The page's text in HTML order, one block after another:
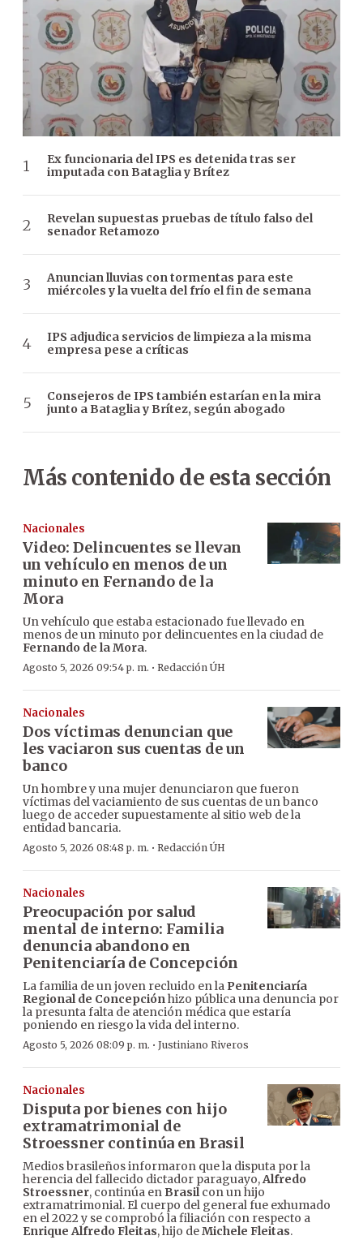
Ex funcionaria del IPS es detenida tras ser
imputada con Bataglia y Brítez
Revelan supuestas pruebas de título falso del
senador Retamozo
Anuncian lluvias con tormentas para este
miércoles y la vuelta del frío el fin de semana
IPS adjudica servicios de limpieza a la misma
empresa pese a críticas
Consejeros de IPS también estarían en la mira
junto a Bataglia y Brítez, según abogado
Más contenido de esta sección
Nacionales
Video: Delincuentes se llevan
un vehículo en menos de un
minuto en Fernando de la
Mora
Un vehículo que estaba estacionado fue llevado en
menos de un minuto por delincuentes en la ciudad de
Fernando de la Mora.
Agosto 5, 2026 09:54 p. m. · Redacción ÚH
Nacionales
Dos víctimas denuncian que
les vaciaron sus cuentas de un
banco
Un hombre y una mujer denunciaron que fueron
víctimas del vaciamiento de sus cuentas de un banco
luego de acceder supuestamente al sitio web de la
entidad bancaria.
Agosto 5, 2026 08:48 p. m. · Redacción ÚH
Nacionales
Preocupación por salud
mental de interno: Familia
denuncia abandono en
Penitenciaría de Concepción
La familia de un joven recluido en la Penitenciaría
Regional de Concepciónhizo pública una denuncia por
la presunta falta de atención médica que estaría
poniendo en riesgo la vida del interno.
Agosto 5, 2026 08:09 p. m. · Justiniano Riveros
Nacionales
Disputa por bienes con hijo
extramatrimonial de
Stroessner continúa en Brasil
Medios brasileños informaron que la disputa por la
herencia del fallecido dictador paraguayo,Alfredo
Stroessner, continúa en Brasilcon un hijo
extramatrimonial. El cuerpo del general fue exhumado
en el 2022 y se comprobó la filiación con respecto a
Enrique Alfredo Fleitas, hijo deMichele Fleitas.